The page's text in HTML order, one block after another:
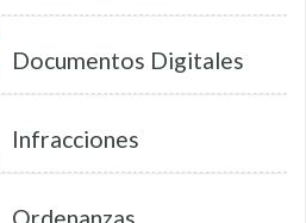
Documentos Digitales
Infracciones